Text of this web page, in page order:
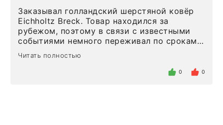
Заказывал голландский шерстяной ковёр
Eichholtz Breck. Товар находился за
рубежом, поэтому в связи с известными
событиями немного переживал по срокам.
Но homeadore привезли ровно в
определенное в договоре время, без
Читать полностью
0 0